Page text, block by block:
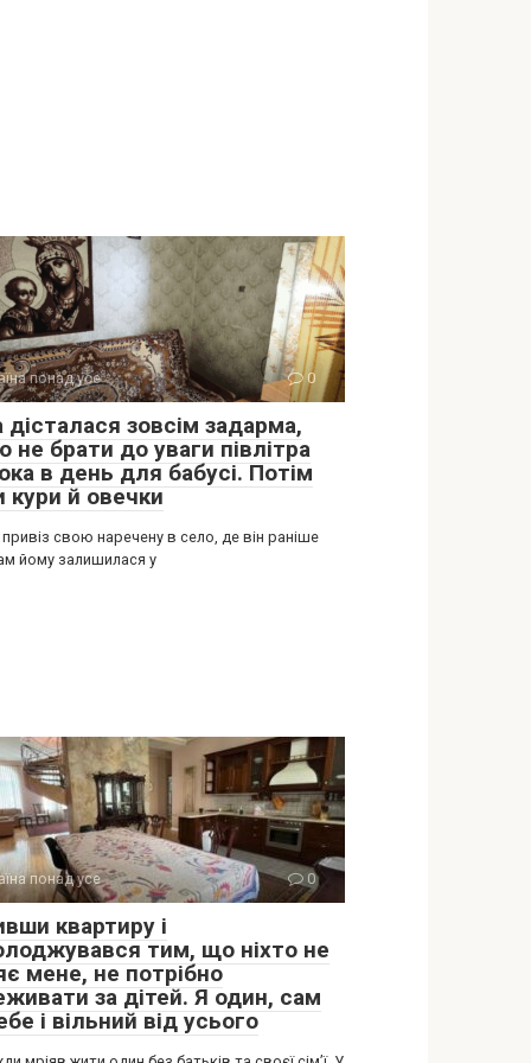
понад усе 0
дісталася зовсім задарма,
не брати до уваги півлітра
в день для бабусі. Потім
кури й овечки
привіз свою наречену в село, де він раніше
йому залишилася у
понад усе 0
квартиру і
тим, що ніхто не
мене, не потрібно
за дітей. Я один, сам
і вільний від усього